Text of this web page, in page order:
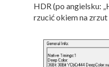
HDR (po angielsku:
rzucić okiem na